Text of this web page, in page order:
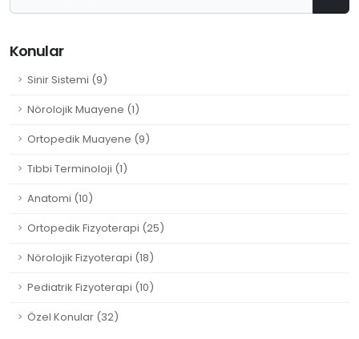
Konular
Sinir Sistemi (9)
Nörolojik Muayene (1)
Ortopedik Muayene (9)
Tıbbi Terminoloji (1)
Anatomi (10)
Ortopedik Fizyoterapi (25)
Nörolojik Fizyoterapi (18)
Pediatrik Fizyoterapi (10)
Özel Konular (32)